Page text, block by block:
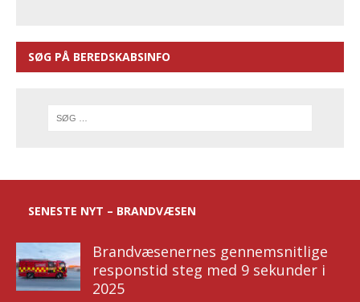
SØG PÅ BEREDSKABSINFO
SENESTE NYT – BRANDVÆSEN
Brandvæsenernes gennemsnitlige
responstid steg med 9 sekunder i
2025